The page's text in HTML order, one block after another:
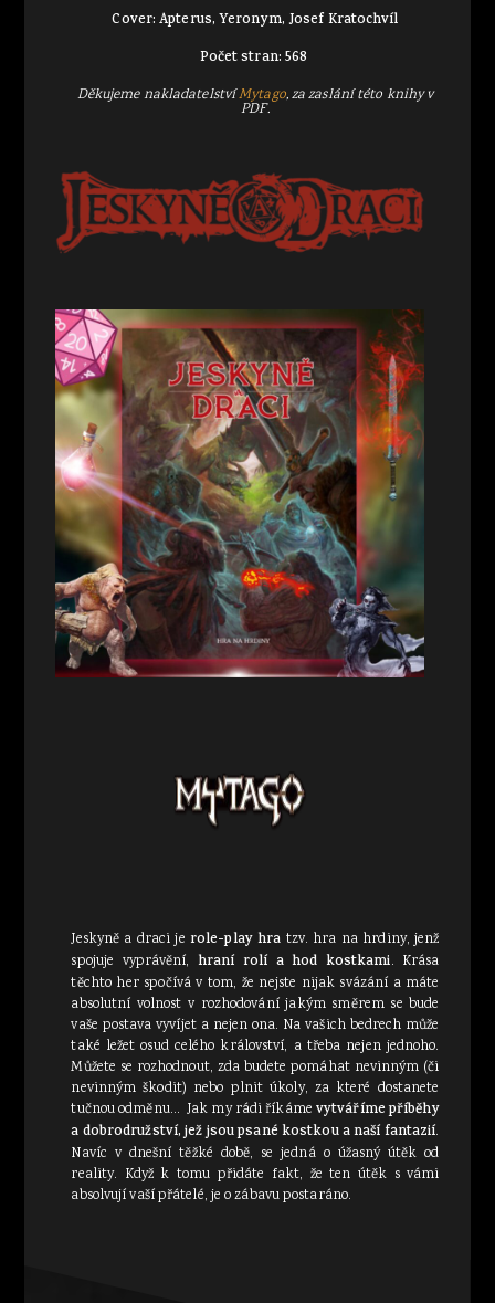
Cover: Apterus, Yeronym, Josef Kratochvíl
Počet stran: 568
Děkujeme nakladatelstvíMytago, za zaslání této knihy v
PDF.
Jeskyně a draci je role-play hra tzv. hra na hrdiny, jenž
spojuje vyprávění, hraní rolí a hod kostkami. Krása
těchto her spočívá v tom, že nejste nijak svázání a máte
absolutní volnost v rozhodování jakým směrem se bude
vaše postava vyvíjet a nejen ona. Na vašich bedrech může
také ležet osud celého království, a třeba nejen jednoho.
Můžete se rozhodnout, zda budete pomáhat nevinným (či
nevinným škodit) nebo plnit úkoly, za které dostanete
tučnou odměnu… Jak my rádi říkáme vytváříme příběhy
a dobrodružství, jež jsou psané kostkou a naší fantazií.
Navíc v dnešní těžké době, se jedná o úžasný útěk od
reality. Když k tomu přidáte fakt, že ten útěk s vámi
absolvují vaší přátelé, je o zábavu postaráno.